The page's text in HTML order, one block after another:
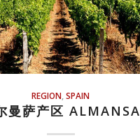
REGION,SPAIN
曼萨产区 ALMANSA